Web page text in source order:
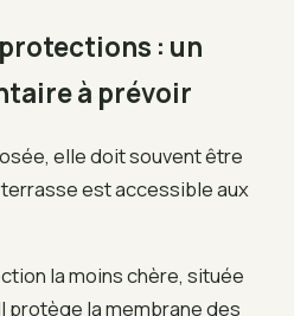
: un
à prévoir
elle doit souvent être
est accessible aux
la moins chère, située
protège la membrane des